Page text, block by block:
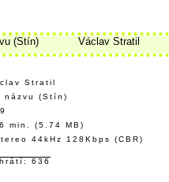
(Stín) Václav Stratil
Stratil
názvu (Stín)
min. (5.74 MB)
44kHz 128Kbps (CBR)
636